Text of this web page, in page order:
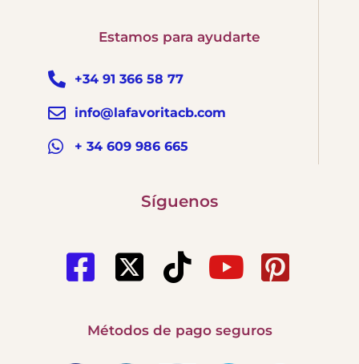
Estamos para ayudarte
+34 91 366 58 77
info@lafavoritacb.com
+ 34 609 986 665
Síguenos
Métodos de pago seguros